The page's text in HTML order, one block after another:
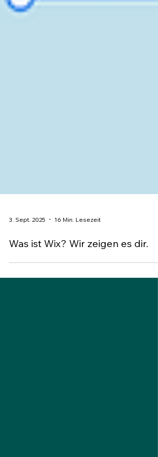
3. Sept. 2025 16 Min. Lesezeit
Was ist Wix? Wir zeigen es dir.